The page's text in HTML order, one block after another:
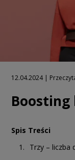
12.04.2024 |
Boosting
Spis Treści
Trzy – liczba